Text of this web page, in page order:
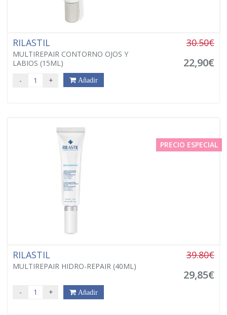
RILASTIL
MULTIREPAIR CONTORNO OJOS Y
LABIOS (15ML)
30.50€
22,90€
- + Añadir
PRECIO ESPECIAL
RILASTIL
MULTIREPAIR HIDRO-REPAIR (40ML)
39.80€
29,85€
- + Añadir